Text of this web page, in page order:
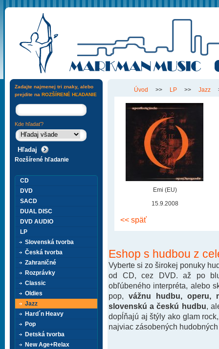
Úvod >> LP >> Jazz
Emi (EU)
15.9.2008
<< späť
Eshop s hudbou z
Vyberte si zo širokej ponuky
od CD, cez DVD. až po
obľúbeného interpréta, alebo
pop, vážnu hudbu, operu,
slovenskú a českú hudbu ,
dopĺňajú aj štýly ako glam
najviac zásobených
Zadajte najmenej tri znaky, alebo
prejdite na ROZŠÍRENÉ HĽADANIE
Kde hľadať?
Rozšírené hľadanie
CD
DVD
SACD
DUAL DISC
DVD AUDIO
LP
Slovenská tvorba
Česká tvorba
Zahraničné
Rozprávky
Classic
Oldies
Jazz
Hard´n Heavy
Pop
Detská tvorba
New Age+Relax